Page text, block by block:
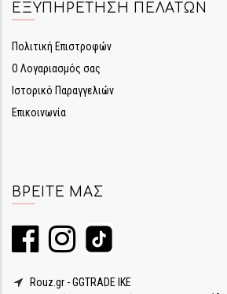
ΕΞΥΠΗΡΈΤΗΣΗ ΠΕΛΑΤΏΝ
Πολιτική Επιστροφών
Ο Λογαριασμός σας
Ιστορικό Παραγγελιών
Επικοινωνία
ΒΡΕΊΤΕ ΜΑΣ
Rouz.gr - GGTRADE IKE